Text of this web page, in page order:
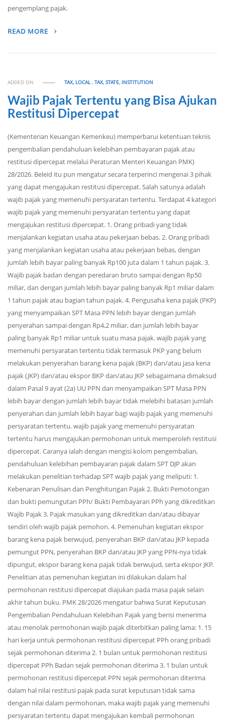
pengemplang pajak.
READ MORE
ADDED ON TAX, LOCAL,TAX, STATE, INSTITUTION
Wajib Pajak Tertentu yang Bisa Ajukan
Restitusi Dipercepat
(Kementerian Keuangan Kemenkeu) memperbarui ketentuan teknis
pengembalian pendahuluan kelebihan pembayaran pajak atau
restitusi dipercepat melalui Peraturan Menteri Keuangan PMK)
28/2026. Beleid itu pun mengatur secara terperinci mengenai 3 pihak
yang dapat mengajukan restitusi dipercepat. Salah satunya adalah
wajib pajak yang memenuhi persyaratan tertentu. Terdapat 4 kategori
wajib pajak yang memenuhi persyaratan tertentu yang dapat
mengajukan restitusi dipercepat. 1. Orang pribadi yang tidak
menjalankan kegiatan usaha atau pekerjaan bebas. 2. Orang pribadi
yang menjalankan kegiatan usaha atau pekerjaan bebas, dengan
jumlah lebih bayar paling banyak Rp100 juta dalam 1 tahun pajak. 3.
Wajib pajak badan dengan peredaran bruto sampai dengan Rp50
miliar, dan dengan jumlah lebih bayar paling banyak Rp1 miliar dalam
1 tahun pajak atau bagian tahun pajak. 4. Pengusaha kena pajak (PKP)
yang menyampaikan SPT Masa PPN lebih bayar dengan jumlah
penyerahan sampai dengan Rp4,2 miliar, dan jumlah lebih bayar
paling banyak Rp1 miliar untuk suatu masa pajak. wajib pajak yang
memenuhi persyaratan tertentu tidak termasuk PKP yang belum
melakukan penyerahan barang kena pajak (BKP) dan/atau jasa kena
pajak (JKP) dan/atau ekspor BKP dan/atau JKP sebagaimana dimaksud
dalam Pasal 9 ayat (2a) UU PPN dan menyampaikan SPT Masa PPN
lebih bayar dengan jumlah lebih bayar tidak melebihi batasan jumlah
penyerahan dan jumlah lebih bayar bagi wajib pajak yang memenuhi
persyaratan tertentu. wajib pajak yang memenuhi persyaratan
tertentu harus mengajukan permohonan untuk memperoleh restitusi
dipercepat. Caranya ialah dengan mengisi kolom pengembalian,
pendahuluan kelebihan pembayaran pajak dalam SPT DJP akan
melakukan penelitian terhadap SPT wajib pajak yang meliputi: 1.
Kebenaran Penulisan dan Penghitungan Pajak 2. Bukti Pemotongan
dan bukti pemungutan PPh/ Bukti Pembayaran PPh yang dikreditkan
Wajib Pajak 3. Pajak masukan yang dikreditkan dan/atau dibayar
sendiri oleh wajib pajak pemohon. 4. Pemenuhan kegiatan ekspor
barang kena pajak berwujud, penyerahan BKP dan/atau JKP kepada
pemungut PPN, penyerahan BKP dan/atau JKP yang PPN-nya tidak
dipungut, ekspor barang kena pajak tidak berwujud, serta ekspor JKP.
Penelitian atas pemenuhan kegiatan ini dilakukan dalam hal
permohonan restitusi dipercepat diajukan pada masa pajak selain
akhir tahun buku. PMK 28/2026 mengatur bahwa Surat Keputusan
Pengembalian Pendahuluan Kelebihan Pajak yang berisi menerima
atau menolak permohonan wajib pajak diterbitkan paling lama: 1. 15
hari kerja untuk permohonan restitusi dipercepat PPh orang pribadi
sejak permohonan diterima 2. 1 bulan untuk permohonan restitusi
dipercepat PPh Badan sejak permohonan diterima 3. 1 bulan untuk
permohonan restitusi dipercepat PPN sejak permohonan diterima
dalam hal nilai restitusi pajak pada surat keputusan tidak sama
dengan nilai dalam permohonan, maka wajib pajak yang memenuhi
persyaratan tertentu dapat mengajukan kembali permohonan